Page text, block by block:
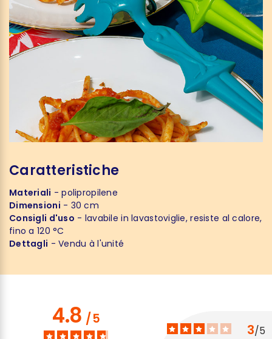
Caratteristiche
Materiali - polipropilene
Dimensioni - 30 cm
Consigli d'uso - lavabile in lavastoviglie, resiste al calore,
fino a 120 °C
Dettagli - Vendu à l'unité
4.8/5
3/5